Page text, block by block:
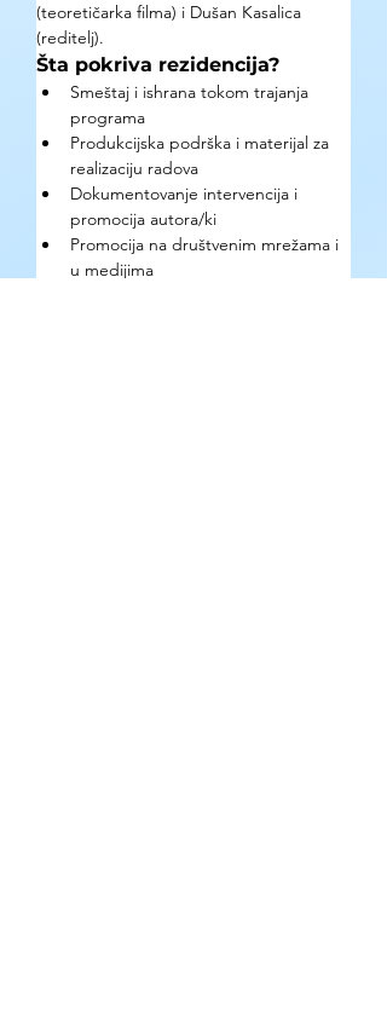
(teoretičarka filma) i Dušan Kasalica
(reditelj).
Šta pokriva rezidencija?
Smeštaj i ishrana tokom trajanja
programa
Produkcijska podrška i materijal za
realizaciju radova
Dokumentovanje intervencija i
promocija autora/ki
Promocija na društvenim mrežama i
u medijima